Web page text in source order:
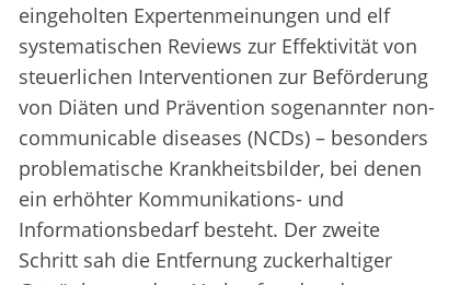
eingeholten Expertenmeinungen und elf
systematischen Reviews zur Effektivität von
steuerlichen Interventionen zur Beförderung
von Diäten und Prävention sogenannter non-
communicable diseases (NCDs) – besonders
problematische Krankheitsbilder, bei denen
ein erhöhter Kommunikations- und
Informationsbedarf besteht. Der zweite
Schritt sah die Entfernung zuckerhaltiger